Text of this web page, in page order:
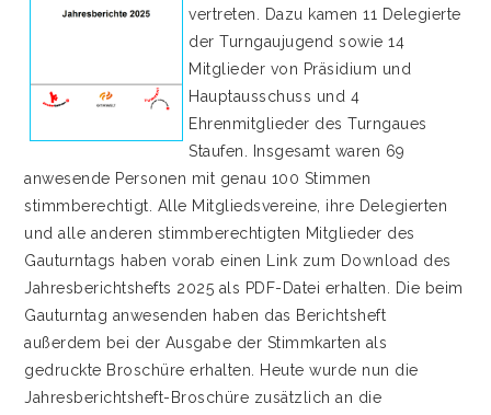
vertreten. Dazu kamen 11 Delegierte
der Turngaujugend sowie 14
Mitglieder von Präsidium und
Hauptausschuss und 4
Ehrenmitglieder des Turngaues
Staufen. Insgesamt waren 69
anwesende Personen mit genau 100 Stimmen
stimmberechtigt. Alle Mitgliedsvereine, ihre Delegierten
und alle anderen stimmberechtigten Mitglieder des
Gauturntags haben vorab einen Link zum Download des
Jahresberichtshefts 2025 als PDF-Datei erhalten. Die beim
Gauturntag anwesenden haben das Berichtsheft
außerdem bei der Ausgabe der Stimmkarten als
gedruckte Broschüre erhalten. Heute wurde nun die
Jahresberichtsheft-Broschüre zusätzlich an die